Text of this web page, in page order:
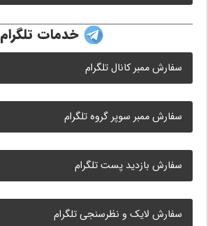
خدمات تلگرام
سفارش ممبر کانال تلگرام
سفارش ممبر سوپر گروه تلگرام
سفارش بازدید پست تلگرام
سفارش لایک و نظرسنجی تلگرام